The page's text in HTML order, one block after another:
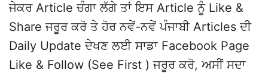
ਜੇਕਰ Article ਚੰਗਾ ਲੱਗੇ ਤਾਂ ਇਸ Article ਨੂੰ Like &
Share ਜਰੂਰ ਕਰੋ ਤੇ ਹੋਰ ਨਵੇਂ-ਨਵੇਂ ਪੰਜਾਬੀ Articles ਦੀ
Daily Update ਦੇਖਣ ਲਈ ਸਾਡਾ Facebook Page
Like & Follow (See First ) ਜਰੂਰ ਕਰੋ, ਅਸੀਂ ਸਦਾ